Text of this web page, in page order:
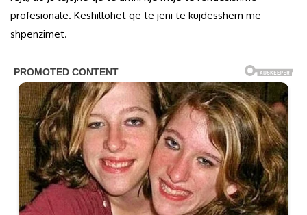
profesionale. Këshillohet që të jeni të kujdesshëm me
shpenzimet.